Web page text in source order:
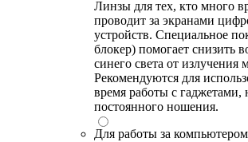
Линзы для тех, кто много
проводит за экранами
устройств. Специальное
блокер) помогает снизить
синего света от излучения
Рекомендуются для
время работы с гаджетами,
постоянного ношения.
Для работы за